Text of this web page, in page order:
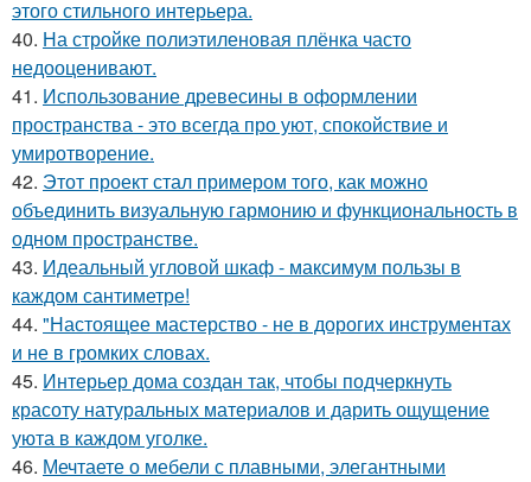
этого стильного интерьера.
40. На стройке полиэтиленовая плёнка часто
недооценивают.
41. Использование древесины в оформлении
пространства - это всегда про уют, спокойствие и
умиротворение.
42. Этот проект стал примером того, как можно
объединить визуальную гармонию и функциональность в
одном пространстве.
43. Идеальный угловой шкаф - максимум пользы в
каждом сантиметре!
44. "Настоящее мастерство - не в дорогих инструментах
и не в громких словах.
45. Интерьер дома создан так, чтобы подчеркнуть
красоту натуральных материалов и дарить ощущение
уюта в каждом уголке.
46. Мечтаете о мебели с плавными, элегантными